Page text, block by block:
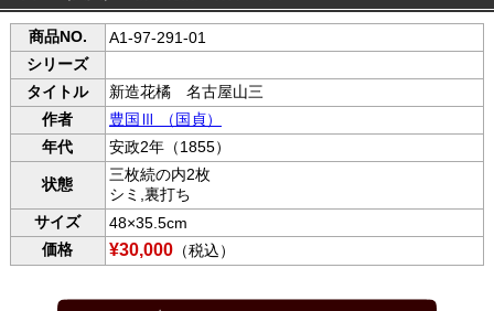
商品NO.
A1-97-291-01
シリーズ
タイトル
新造花橘 名古屋山三
作者
豊国Ⅲ （国貞）
年代
安政2年（1855）
状態
三枚続の内2枚
シミ,裏打ち
サイズ
48×35.5cm
価格
¥30,000（税込）